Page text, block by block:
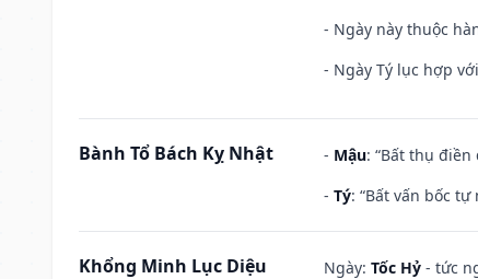
- Ngày này thuộc
- Ngày Tý lục hợp
Bành Tổ Bách Kỵ Nhật - Mậu: “Bất thụ
- Tý: “Bất vấn bốc
Khổng Minh Lục Diệu Ngày: Tốc Hỷ - tức